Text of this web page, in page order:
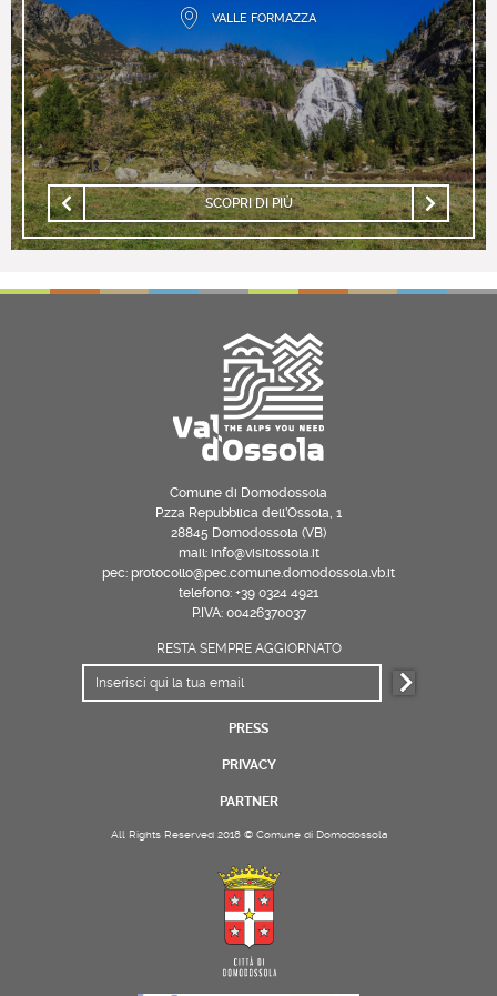
VALLE FORMAZZA
SCOPRI DI PIÙ
Comune di Domodossola
P.zza Repubblica dell’Ossola, 1
28845 Domodossola (VB)
mail: info@visitossola.it
pec: protocollo@pec.comune.domodossola.vb.it
telefono: +39 0324 4921
P.IVA: 00426370037
RESTA SEMPRE AGGIORNATO
PRESS
PRIVACY
PARTNER
All Rights Reserved 2018 © Comune di Domodossola